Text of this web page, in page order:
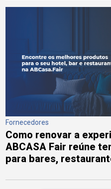
Fornecedores
Como renovar a
ABCASA Fair reúne
para bares,